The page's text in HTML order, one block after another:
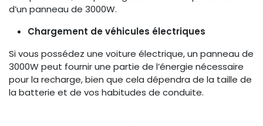
d’un panneau de 3000W.
Chargement de véhicules électriques
Si vous possédez une voiture électrique, un panneau de
3000W peut fournir une partie de l’énergie nécessaire
pour la recharge, bien que cela dépendra de la taille de
la batterie et de vos habitudes de conduite.